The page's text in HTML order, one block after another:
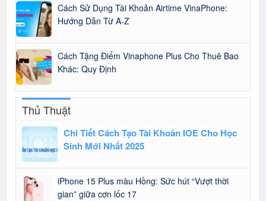
Cách Sử Dụng Tài Khoản Airtime VinaPhone:
Hướng Dẫn Từ A-Z
Cách Tặng Điểm Vinaphone Plus Cho Thuê Bao
Khác: Quy Định
Thủ Thuật
Chi Tiết Cách Tạo Tài Khoản IOE Cho Học
Sinh Mới Nhất 2025
iPhone 15 Plus màu Hồng: Sức hút “Vượt thời
gian” giữa cơn lốc 17